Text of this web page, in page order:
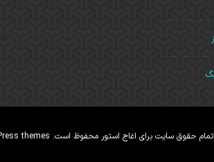
تمام حقوق سایت برای اغاج استور محفوظ است. Dream-Theme — truly themes